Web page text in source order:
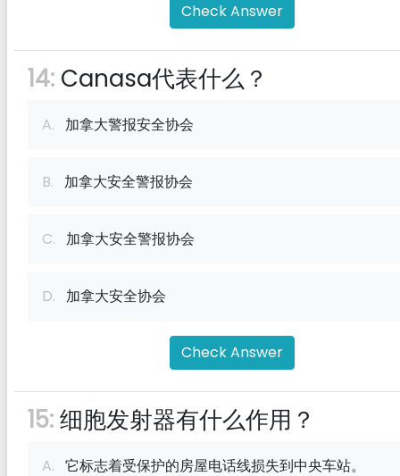
Check Answer
14: Canasa代表什么？
A. 加拿大警报安全协会
B. 加拿大安全警报协会
C. 加拿大安全警报协会
D. 加拿大安全协会
Check Answer
15:细胞发射器有什么作用？
A. 它标志着受保护的房屋电话线损失到中央车站。